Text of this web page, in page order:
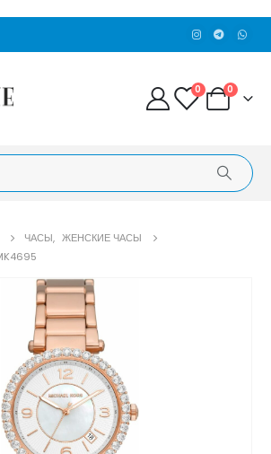
0 0
ЧАСЫ, ЖЕНСКИЕ ЧАСЫ